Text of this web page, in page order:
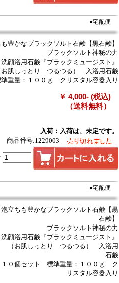
●宅配便
豊かなブラックソルト石鹸【黒石鹸】
ブラックソルト神秘の力
洗顔浴用石鹸『ブラックミュージスト』
肌しっとり つるつる） 入浴用石鹸
重量：１００ｇ クリスタル容器入り
￥ 4,000- (税込)
（送料無料）
入荷：入荷は、未定です。
商品番号:1229003
●宅配便
泡立ちも豊かなブラックソルト石鹸【黒
石鹸】
ブラックソルト神秘の力
洗顔浴用石鹸『ブラックミュージスト』
（お肌しっとり つるつる） 入浴用
石鹸
１０個セット 標準重量：１００ｇ ク
リスタル容器入り